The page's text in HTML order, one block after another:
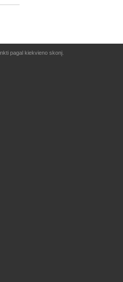
pagal kiekvieno skonį.